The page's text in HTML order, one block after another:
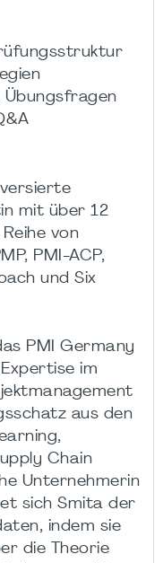
Übungsfragen
mit über 12
von
PMI-ACP,
und Six
PMI Germany
im
aus den
Chain
Unternehmerin
sich Smita der
indem sie
die Theorie